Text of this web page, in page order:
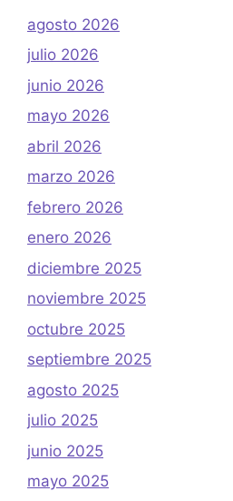
agosto 2026
julio 2026
junio 2026
mayo 2026
abril 2026
marzo 2026
febrero 2026
enero 2026
diciembre 2025
noviembre 2025
octubre 2025
septiembre 2025
agosto 2025
julio 2025
junio 2025
mayo 2025